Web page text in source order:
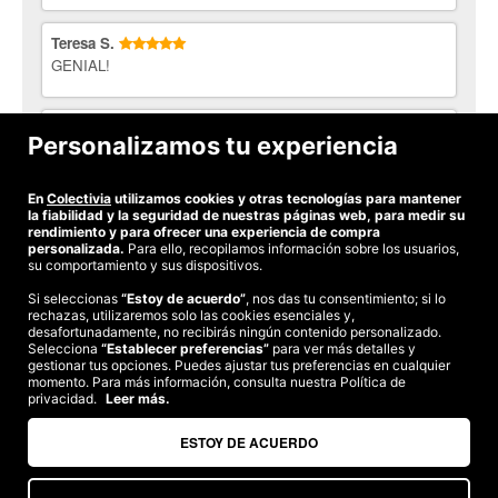
Teresa S.
GENIAL!
Muy bien. Me han dado muy rápido la cita, y mi perrita ha
temblar como hace en otras peluquerías.
©2026 Colectivia
Términos y condiciones|Política de privacidad|Política de cookies
Estudio turismo de verano 2020
Personalizamos tu experiencia
En Colectivia utilizamos cookies y otras tecnologías para mantener
la fiabilidad y la seguridad de nuestras páginas web, para medir su
rendimiento y para ofrecer una experiencia de compra
personalizada. Para ello, recopilamos información sobre los usuarios,
su comportamiento y sus dispositivos.
Si seleccionas “Estoy de acuerdo”, nos das tu consentimiento; si lo
rechazas, utilizaremos solo las cookies esenciales y,
desafortunadamente, no recibirás ningún contenido personalizado.
Selecciona “Establecer preferencias” para ver más detalles y
gestionar tus opciones. Puedes ajustar tus preferencias en cualquier
momento. Para más información, consulta nuestra Política de
privacidad. Leer más.
ESTOY DE ACUERDO